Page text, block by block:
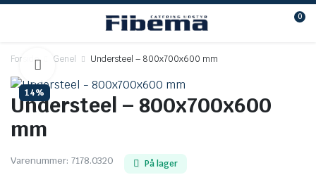
0
Forside Genel Understeel – 800x700x600 mm
14%
Understeel – 800x700x600
mm
Varenummer: 7178.0320 På lager